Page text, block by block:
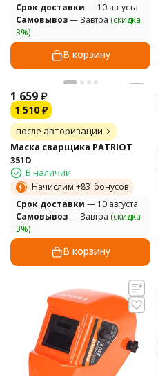
Cрок доставки — 10 августа
Самовывоз— Завтра (скидка
3%)
В корзину
1 659₽
1 510 ₽
после авторизации
Маска сварщика PATRIOT
351D
В наличии
Начислим +83 бонусов
Cрок доставки — 10 августа
Самовывоз— Завтра (скидка
3%)
В корзину